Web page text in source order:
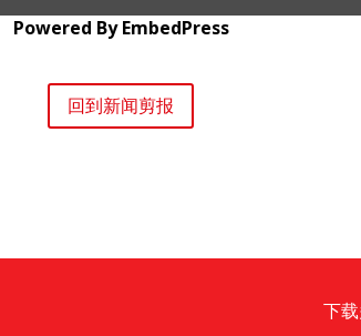
Powered By EmbedPress
回到新闻剪报
下